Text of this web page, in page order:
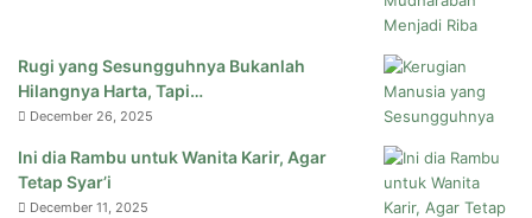
Rugi yang Sesungguhnya Bukanlah
Hilangnya Harta, Tapi…
December 26, 2025
Ini dia Rambu untuk Wanita Karir, Agar
Tetap Syar’i
December 11, 2025